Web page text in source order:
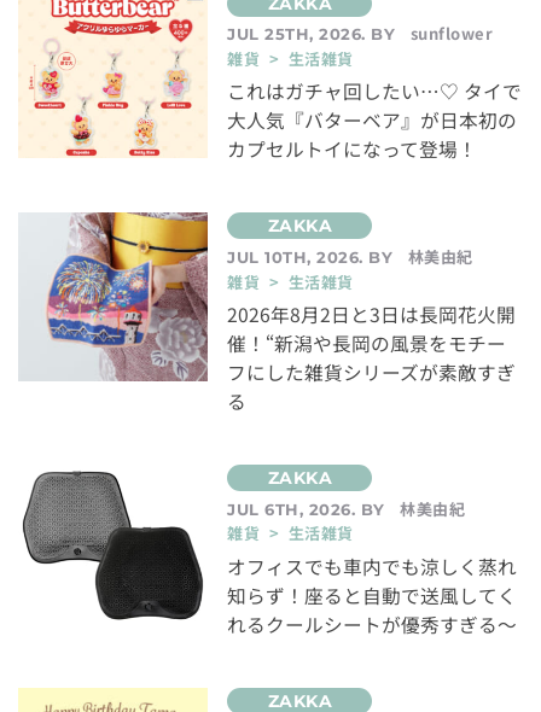
JUL 25TH, 2026. BY
sunflower
雑貨 > 生活雑貨
これはガチャ回したい…♡ タイで
大人気『バターベア』が日本初の
カプセルトイになって登場！
JUL 10TH, 2026. BY
林美由紀
雑貨 > 生活雑貨
2026年8月2日と3日は長岡花火開
催！“新潟や長岡の風景をモチー
フにした雑貨シリーズが素敵すぎ
る
JUL 6TH, 2026. BY
林美由紀
雑貨 > 生活雑貨
オフィスでも車内でも涼しく蒸れ
知らず！座ると自動で送風してく
れるクールシートが優秀すぎる～